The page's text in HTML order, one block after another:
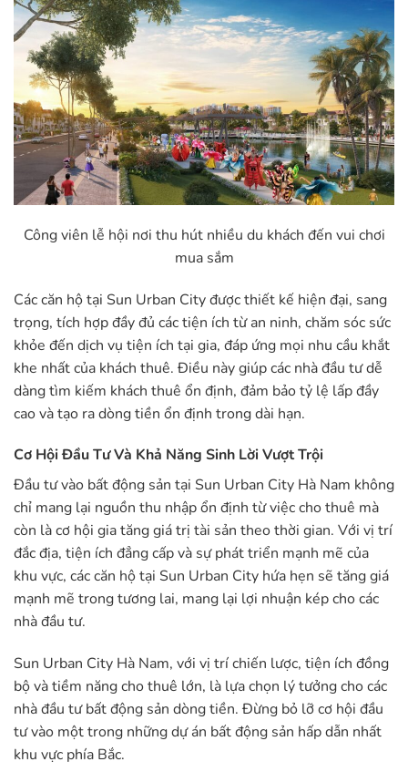
Công viên lễ hội nơi thu hút nhiều du khách đến vui chơi
mua sắm
Các căn hộ tại Sun Urban City được thiết kế hiện đại, sang
trọng, tích hợp đầy đủ các tiện ích từ an ninh, chăm sóc sức
khỏe đến dịch vụ tiện ích tại gia, đáp ứng mọi nhu cầu khắt
khe nhất của khách thuê. Điều này giúp các nhà đầu tư dễ
dàng tìm kiếm khách thuê ổn định, đảm bảo tỷ lệ lấp đầy
cao và tạo ra dòng tiền ổn định trong dài hạn.
Cơ Hội Đầu Tư Và Khả Năng Sinh Lời Vượt Trội
Đầu tư vào bất động sản tại Sun Urban City Hà Nam không
chỉ mang lại nguồn thu nhập ổn định từ việc cho thuê mà
còn là cơ hội gia tăng giá trị tài sản theo thời gian. Với vị trí
đắc địa, tiện ích đẳng cấp và sự phát triển mạnh mẽ của
khu vực, các căn hộ tại Sun Urban City hứa hẹn sẽ tăng giá
mạnh mẽ trong tương lai, mang lại lợi nhuận kép cho các
nhà đầu tư.
Sun Urban City Hà Nam, với vị trí chiến lược, tiện ích đồng
bộ và tiềm năng cho thuê lớn, là lựa chọn lý tưởng cho các
nhà đầu tư bất động sản dòng tiền. Đừng bỏ lỡ cơ hội đầu
tư vào một trong những dự án bất động sản hấp dẫn nhất
khu vực phía Bắc.